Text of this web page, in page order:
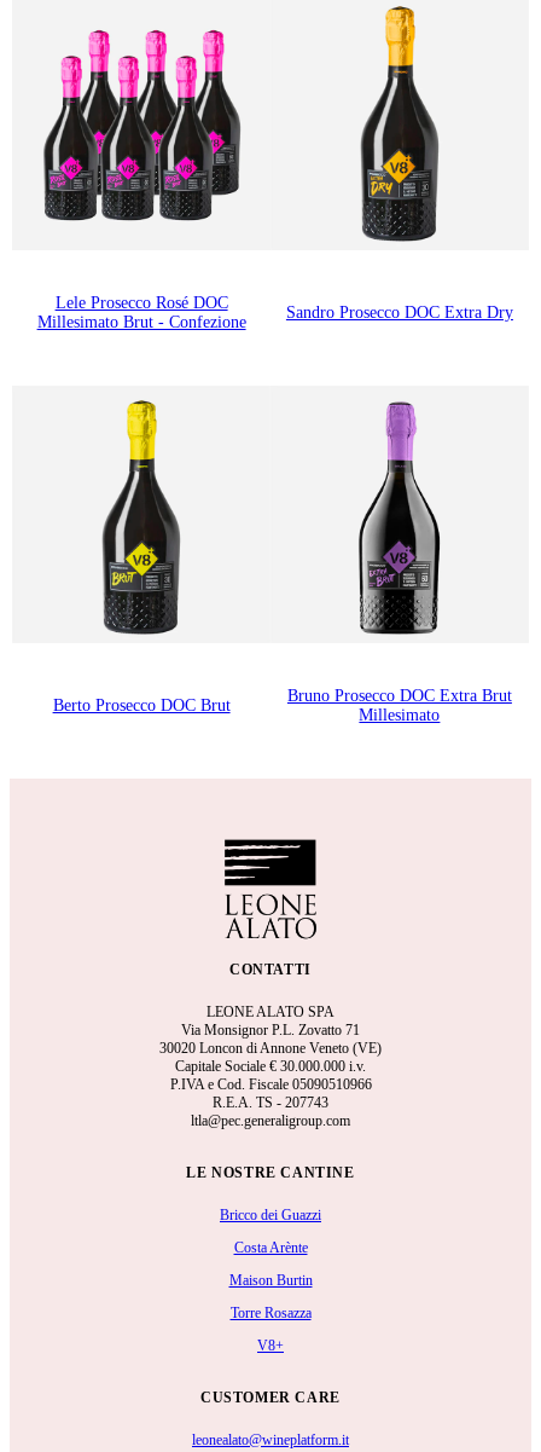
Lele Prosecco Rosé DOC
Millesimato Brut - Confezione
Sandro Prosecco DOC Extra Dry
Berto Prosecco DOC Brut
Bruno Prosecco DOC Extra Brut
Millesimato
CONTATTI
LEONE ALATO SPA
Via Monsignor P.L. Zovatto 71
30020 Loncon di Annone Veneto (VE)
Capitale Sociale € 30.000.000 i.v.
P.IVA e Cod. Fiscale 05090510966
R.E.A. TS - 207743
ltla@pec.generaligroup.com
LE NOSTRE CANTINE
Bricco dei Guazzi
Costa Arènte
Maison Burtin
Torre Rosazza
V8+
CUSTOMER CARE
leonealato@wineplatform.it